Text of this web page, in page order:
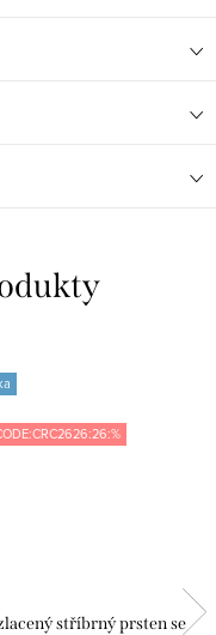
stříbrný prsten se